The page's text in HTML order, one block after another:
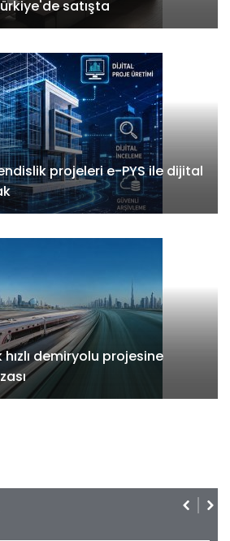
satışta
projeleri e-PYS ile dijital
hızlı demiryolu projesine